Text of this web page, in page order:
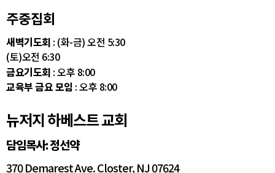
주중집회
새벽기도회 : (화-금) 오전 5:30
(토)오전 6:30
금요기도회 : 오후 8:00
교육부 금요 모임 : 오후 8:00
뉴저지 하베스트 교회
담임목사: 정선약
370 Demarest Ave. Closter, NJ 07624